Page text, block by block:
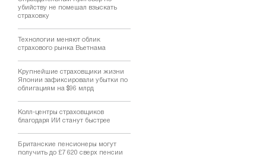
убийству не помешал взыскать
страховку
Технологии меняют облик
страхового рынка Вьетнама
Крупнейшие страховщики жизни
Японии зафиксировали убытки по
облигациям на $96 млрд
Колл-центры страховщиков
благодаря ИИ станут быстрее
Британские пенсионеры могут
получить до £7 620 сверх пенсии